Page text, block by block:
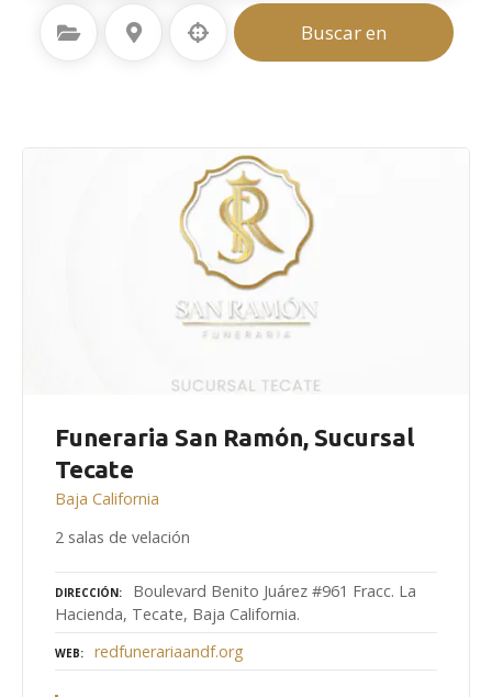
Seleccione la categoría Seleccione la ubicación Buscar en
Funeraria San Ramón, Sucursal
Tecate
Baja California
2 salas de velación
DIRECCIÓN
Boulevard Benito Juárez #961 Fracc. La
Hacienda, Tecate, Baja California.
WEB redfunerariaandf.org